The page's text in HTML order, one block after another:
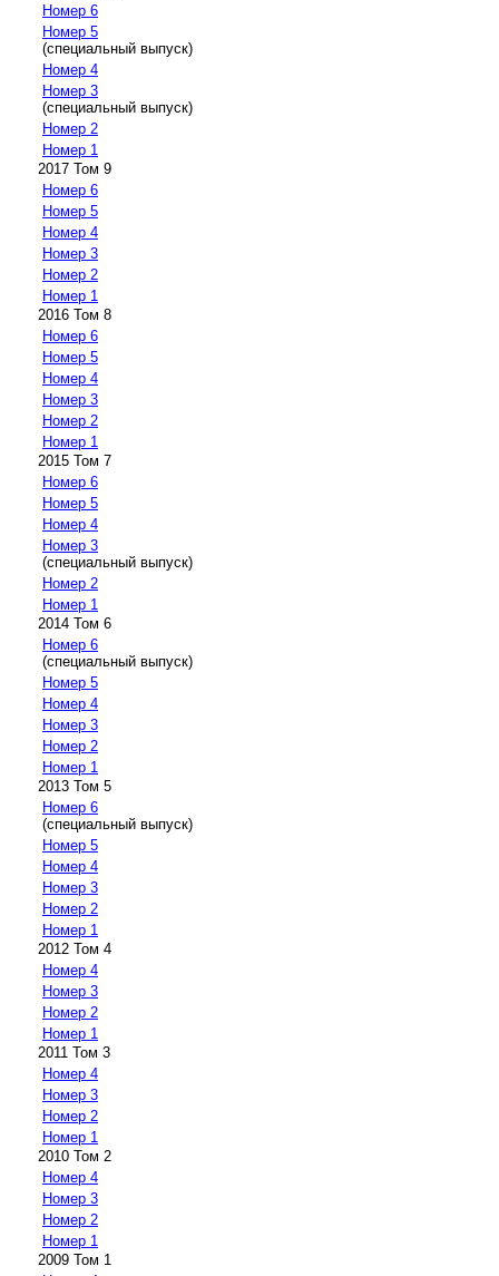
Номер 6
Номер 5
(специальный выпуск)
Номер 4
Номер 3
(специальный выпуск)
Номер 2
Номер 1
2017 Том 9
Номер 6
Номер 5
Номер 4
Номер 3
Номер 2
Номер 1
2016 Том 8
Номер 6
Номер 5
Номер 4
Номер 3
Номер 2
Номер 1
2015 Том 7
Номер 6
Номер 5
Номер 4
Номер 3
(специальный выпуск)
Номер 2
Номер 1
2014 Том 6
Номер 6
(специальный выпуск)
Номер 5
Номер 4
Номер 3
Номер 2
Номер 1
2013 Том 5
Номер 6
(специальный выпуск)
Номер 5
Номер 4
Номер 3
Номер 2
Номер 1
2012 Том 4
Номер 4
Номер 3
Номер 2
Номер 1
2011 Том 3
Номер 4
Номер 3
Номер 2
Номер 1
2010 Том 2
Номер 4
Номер 3
Номер 2
Номер 1
2009 Том 1